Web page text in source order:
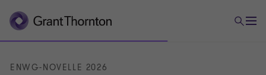
ENWG-NOVELLE 2026